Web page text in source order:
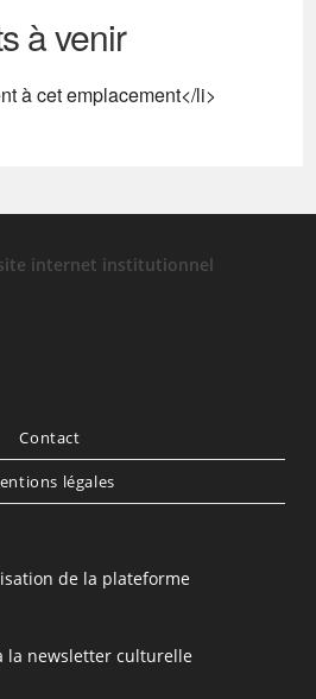
à venir
à cet emplacement</li>
internet institutionnel
Contact
légales
de la plateforme
la newsletter culturelle